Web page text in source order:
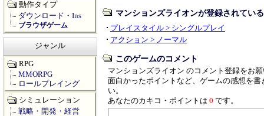
マンションズライオンが登録されてい
プレイスタイル > シングルプレイ
アクション > ノーマル
このゲームのコメント
マンションズライオン のコメント登録をお
面白かったポイントなど、ゲームの感想を書
い。
あなたのカキコ・ポイントは 0 です。
動作タイプ
ダウンロード・Ins
ブラウザゲーム
ジャンル
RPG
MMORPG
ロールプレイング
シミュレーション
戦略・開発・経営